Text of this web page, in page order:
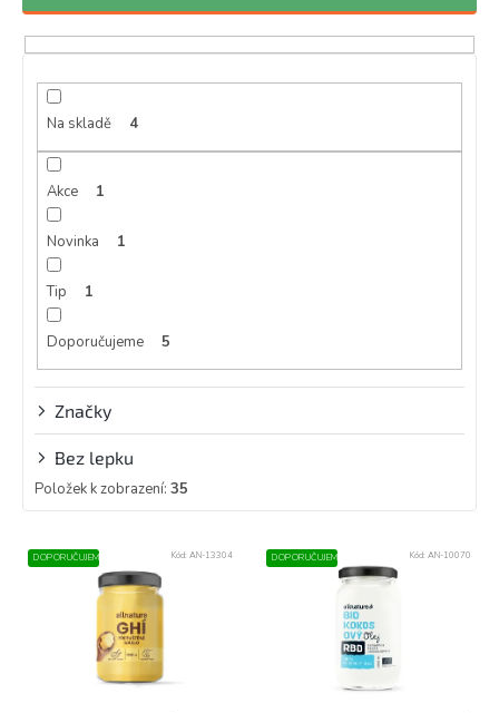
p
Na skladě 4
Akce 1
Novinka 1
Tip 1
Doporučujeme 5
Značky
Bez lepku
Položek k zobrazení: 35
V
ýDOPORUČUJEME Kód: AN-13304 DOPORUČUJEME Kód: AN-10070